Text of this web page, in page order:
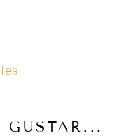
GUSTAR...